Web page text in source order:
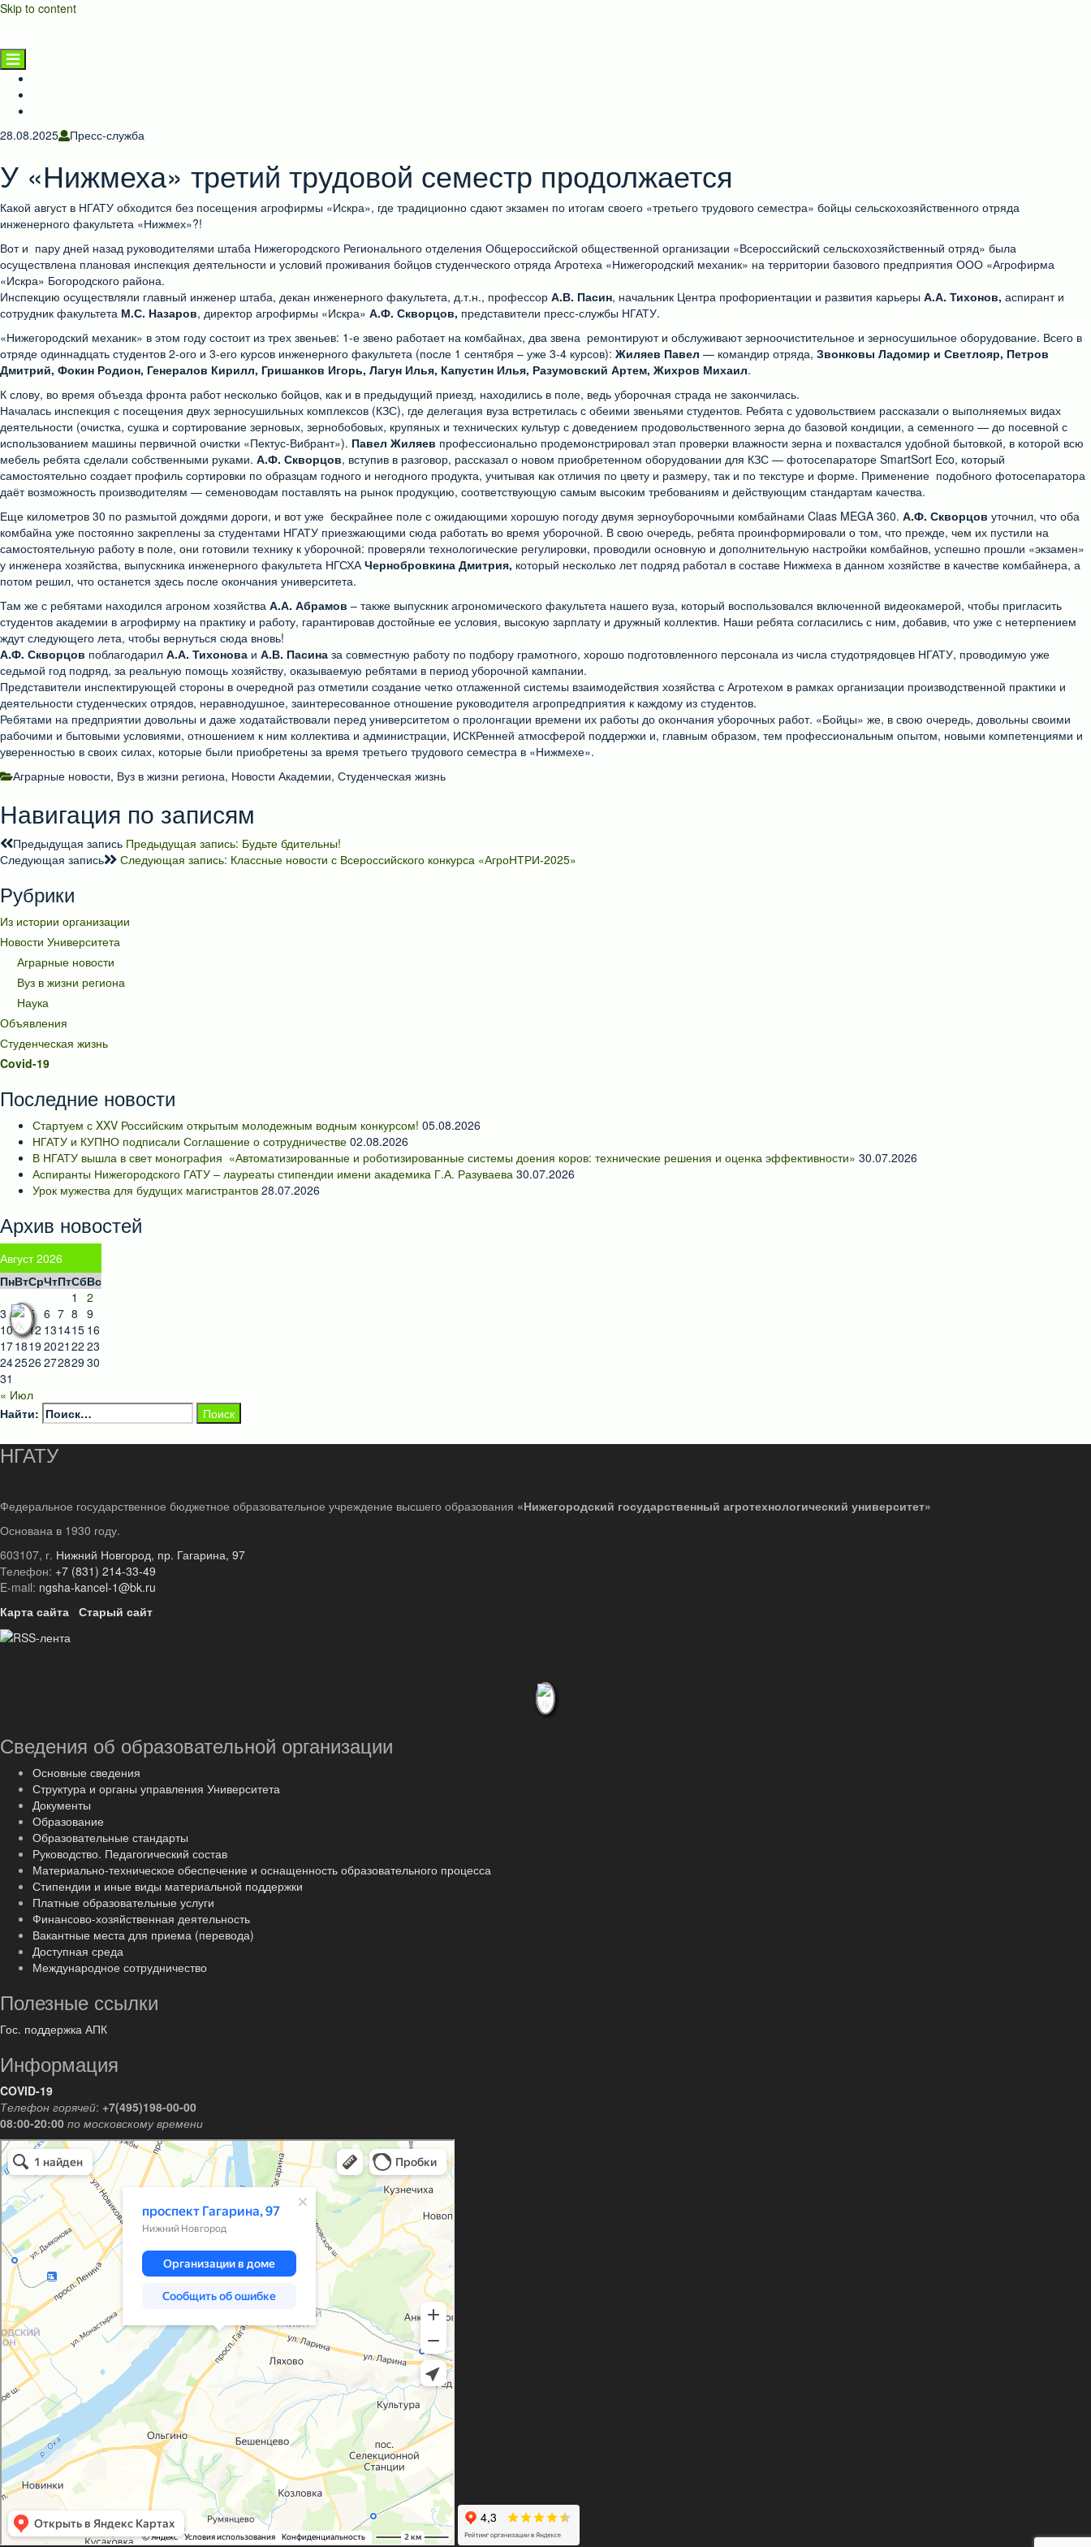
Skip to content
28.08.2025
Пресс-служба
У «Нижмеха» третий трудовой семестр продолжается
Какой август в НГАТУ обходится без посещения агрофирмы «Искра», где традиционно сдают экзамен по итогам своего «третьего трудового семестра» бойцы сельскохозяйственного отряда
инженерного факультета «Нижмех»?!
Вот и пару дней назад руководителями штаба Нижегородского Регионального отделения Общероссийской общественной организации «Всероссийский сельскохозяйственный отряд» была
осуществлена плановая инспекция деятельности и условий проживания бойцов студенческого отряда Агротеха «Нижегородский механик» на территории базового предприятия ООО «Агрофирма
«Искра» Богородского района.
Инспекцию осуществляли главный инженер штаба, декан инженерного факультета, д.т.н., профессор А.В. Пасин, начальник Центра профориентации и развития карьеры А.А. Тихонов, аспирант и
сотрудник факультета М.С. Назаров, директор агрофирмы «Искра» А.Ф. Скворцов, представители пресс-службы НГАТУ.
«Нижегородский механик» в этом году состоит из трех звеньев: 1-е звено работает на комбайнах, два звена ремонтируют и обслуживают зерноочистительное и зерносушильное оборудование. Всего в
отряде одиннадцать студентов 2-ого и 3-его курсов инженерного факультета (после 1 сентября – уже 3-4 курсов): Жиляев Павел — командир отряда, Звонковы Ладомир и Светлояр, Петров
Дмитрий, Фокин Родион, Генералов Кирилл, Гришанков Игорь, Лагун Илья, Капустин Илья, Разумовский Артем, Жихров Михаил.
К слову, во время объезда фронта работ несколько бойцов, как и в предыдущий приезд, находились в поле, ведь уборочная страда не закончилась.
Началась инспекция с посещения двух зерносушильных комплексов (КЗС), где делегация вуза встретилась с обеими звеньями студентов. Ребята с удовольствием рассказали о выполняемых видах
деятельности (очистка, сушка и сортирование зерновых, зернобобовых, крупяных и технических культур с доведением продовольственного зерна до базовой кондиции, а семенного — до посевной с
использованием машины первичной очистки «Пектус-Вибрант»). Павел Жиляев профессионально продемонстрировал этап проверки влажности зерна и похвастался удобной бытовкой, в которой всю
мебель ребята сделали собственными руками. А.Ф. Скворцов, вступив в разговор, рассказал о новом приобретенном оборудовании для КЗС — фотосепараторе SmartSort Eco, который
самостоятельно создает профиль сортировки по образцам годного и негодного продукта, учитывая как отличия по цвету и размеру, так и по текстуре и форме. Применение подобного фотосепаратора
даёт возможность производителям — семеноводам поставлять на рынок продукцию, соответствующую самым высоким требованиям и действующим стандартам качества.
Еще километров 30 по размытой дождями дороги, и вот уже бескрайнее поле с ожидающими хорошую погоду двумя зерноуборочными комбайнами Claas MEGA 360. А.Ф. Скворцов уточнил, что оба
комбайна уже постоянно закреплены за студентами НГАТУ приезжающими сюда работать во время уборочной. В свою очередь, ребята проинформировали о том, что прежде, чем их пустили на
самостоятельную работу в поле, они готовили технику к уборочной: проверяли технологические регулировки, проводили основную и дополнительную настройки комбайнов, успешно прошли «экзамен»
у инженера хозяйства, выпускника инженерного факультета НГСХАЧернобровкина Дмитрия, который несколько лет подряд работал в составе Нижмеха в данном хозяйстве в качестве комбайнера, а
потом решил, что останется здесь после окончания университета.
Там же с ребятами находился агроном хозяйства А.А. Абрамов – также выпускник агрономического факультета нашего вуза, который воспользовался включенной видеокамерой, чтобы пригласить
студентов академии в агрофирму на практику и работу, гарантировав достойные ее условия, высокую зарплату и дружный коллектив. Наши ребята согласились с ним, добавив, что уже с нетерпением
ждут следующего лета, чтобы вернуться сюда вновь!
А.Ф. Скворцов поблагодарил А.А. Тихонова и А.В. Пасина за совместную работу по подбору грамотного, хорошо подготовленного персонала из числа студотрядовцев НГАТУ, проводимую уже
седьмой год подряд, за реальную помощь хозяйству, оказываемую ребятами в период уборочной кампании.
Представители инспектирующей стороны в очередной раз отметили создание четко отлаженной системы взаимодействия хозяйства с Агротехом в рамках организации производственной практики и
деятельности студенческих отрядов, неравнодушное, заинтересованное отношение руководителя агропредприятия к каждому из студентов.
Ребятами на предприятии довольны и даже ходатайствовали перед университетом о пролонгации времени их работы до окончания уборочных работ. «Бойцы» же, в свою очередь, довольны своими
рабочими и бытовыми условиями, отношением к ним коллектива и администрации, ИСКРенней атмосферой поддержки и, главным образом, тем профессиональным опытом, новыми компетенциями и
уверенностью в своих силах, которые были приобретены за время третьего трудового семестра в «Нижмехе».
Аграрные новости, Вуз в жизни региона, Новости Академии, Студенческая жизнь
Навигация по записям
Предыдущая запись Предыдущая запись: Будьте бдительны!
Следующая запись
Следующая запись: Классные новости с Всероссийского конкурса «АгроНТРИ-2025»
Рубрики
Из истории организации
Новости Университета
Аграрные новости
Вуз в жизни региона
Наука
Объявления
Студенческая жизнь
Covid-19
Последние новости
Стартуем с XXV Российским открытым молодежным водным конкурсом! 05.08.2026
НГАТУ и КУПНО подписали Соглашение о сотрудничестве 02.08.2026
В НГАТУ вышла в свет монография «Автоматизированные и роботизированные системы доения коров: технические решения и оценка эффективности» 30.07.2026
Аспиранты Нижегородского ГАТУ – лауреаты стипендии имени академика Г.А. Разуваева 30.07.2026
Урок мужества для будущих магистрантов 28.07.2026
Архив новостей
Август 2026
ПнВтСрЧтПтСбВс
1
2
3 4 5 6 7 8 9
101112 131415 16
171819 2021 22 23
242526 272829 30
31
« Июл
Найти:
НГАТУ
Федеральное государственное бюджетное образовательное учреждение высшего образования «Нижегородский государственный агротехнологический университет»
Основана в 1930 году.
603107, г. Нижний Новгород, пр. Гагарина, 97
Телефон: +7 (831) 214-33-49
E-mail: ngsha-kancel-1@bk.ru
Карта сайта Старый сайт
Сведения об образовательной организации
Основные сведения
Структура и органы управления Университета
Документы
Образование
Образовательные стандарты
Руководство. Педагогический состав
Материально-техническое обеспечение и оснащенность образовательного процесса
Стипендии и иные виды материальной поддержки
Платные образовательные услуги
Финансово-хозяйственная деятельность
Вакантные места для приема (перевода)
Доступная среда
Международное сотрудничество
Полезные ссылки
Гос. поддержка АПК
Информация
COVID-19
Телефон горячей: +7(495)198-00-00
08:00-20:00 по московскому времени